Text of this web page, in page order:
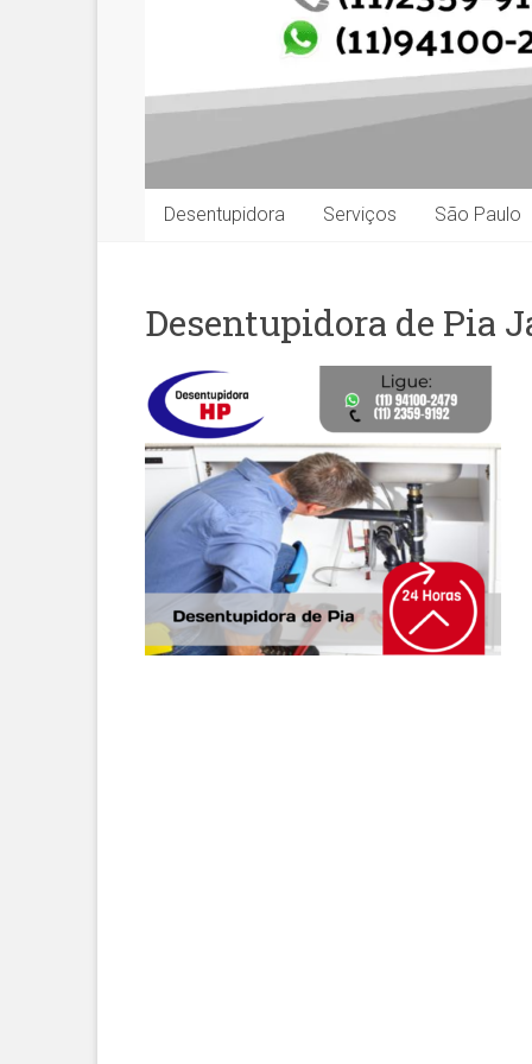
Desentupidora Serviços São Paulo
Desentupidora de Pia